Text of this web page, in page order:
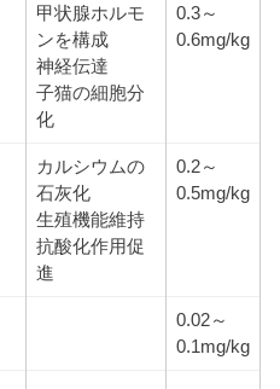
甲状腺ホルモ
ンを構成
神経伝達
子猫の細胞分
化
0.3～
0.6mg/kg
カルシウムの
石灰化
生殖機能維持
抗酸化作用促
進
0.2～
0.5mg/kg
0.02～
0.1mg/kg